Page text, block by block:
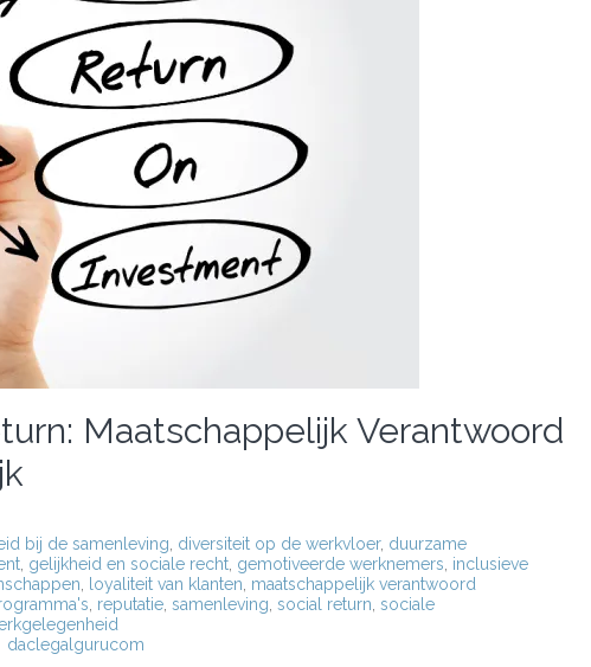
Maatschappelijk Verantwoord
bij de samenleving diversiteit op de werkvloer, duurzame
gelijkheid en sociale recht gemotiveerde werknemers inclusieve
loyaliteit van klanten maatschappelijk verantwoord
reputatie samenleving social return sociale
daclegalgurucom